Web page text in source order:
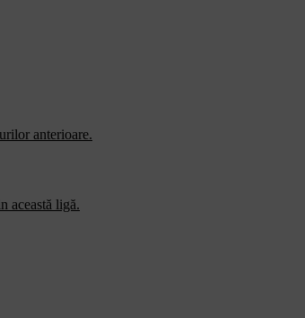
anterioare.
această ligă.